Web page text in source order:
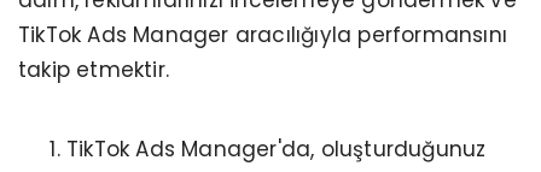
TikTok Ads Manager aracılığıyla performansını
takip etmektir.
TikTok Ads Manager'da, oluşturduğunuz